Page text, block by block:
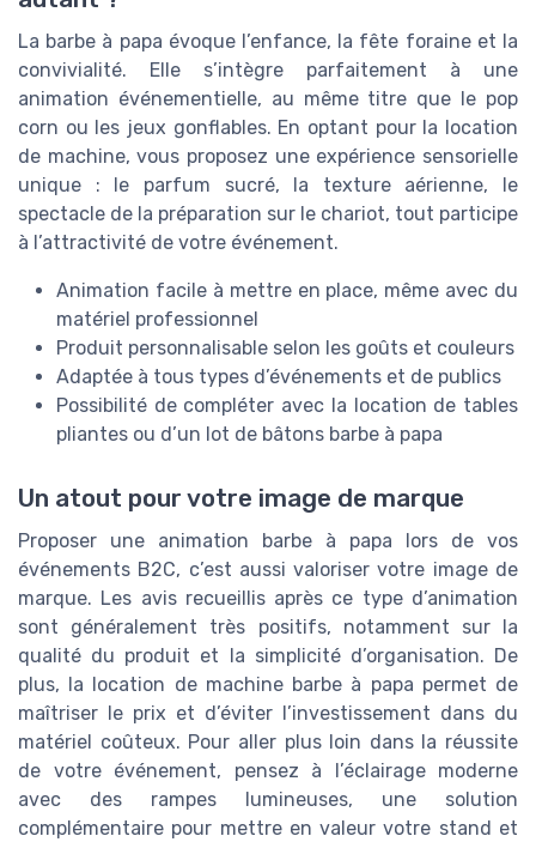
La barbe à papa évoque l’enfance, la fête foraine et la
convivialité. Elle s’intègre parfaitement à une
animation événementielle, au même titre que le pop
corn ou les jeux gonflables. En optant pour la location
de machine, vous proposez une expérience sensorielle
unique : le parfum sucré, la texture aérienne, le
spectacle de la préparation sur le chariot, tout participe
à l’attractivité de votre événement.
Animation facile à mettre en place, même avec du
matériel professionnel
Produit personnalisable selon les goûts et couleurs
Adaptée à tous types d’événements et de publics
Possibilité de compléter avec la location de tables
pliantes ou d’un lot de bâtons barbe à papa
Un atout pour votre image de marque
Proposer une animation barbe à papa lors de vos
événements B2C, c’est aussi valoriser votre image de
marque. Les avis recueillis après ce type d’animation
sont généralement très positifs, notamment sur la
qualité du produit et la simplicité d’organisation. De
plus, la location de machine barbe à papa permet de
maîtriser le prix et d’éviter l’investissement dans du
matériel coûteux. Pour aller plus loin dans la réussite
de votre événement, pensez à l’éclairage moderne
avec des rampes lumineuses, une solution
complémentaire pour mettre en valeur votre stand et